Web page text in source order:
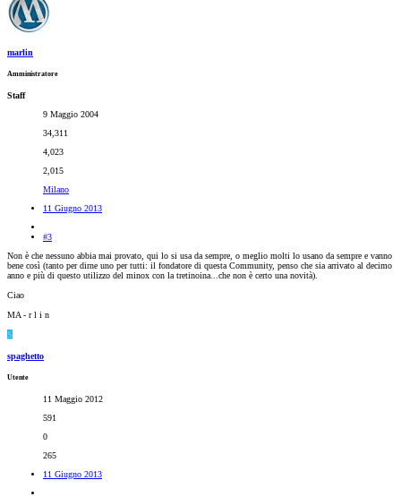
marlin
Amministratore
Staff
9 Maggio 2004
34,311
4,023
2,015
Milano
11 Giugno 2013
#3
Non è che nessuno abbia mai provato, qui lo si usa da sempre, o meglio molti lo usano da sempre e vanno
bene così (tanto per dirne uno per tutti: il fondatore di questa Community, penso che sia arrivato al decimo
anno e più di questo utilizzo del minox con la tretinoina...che non è certo una novità).
Ciao
MA - r l i n
S
spaghetto
Utente
11 Maggio 2012
591
0
265
11 Giugno 2013